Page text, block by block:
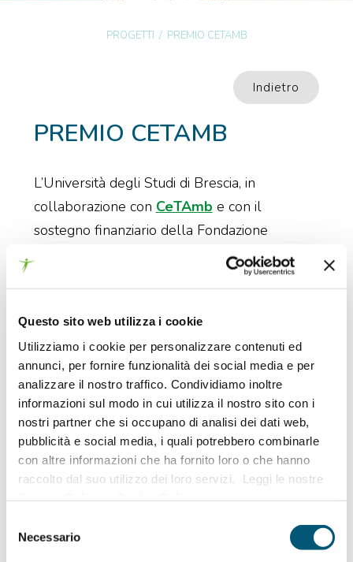
Questo sito web utilizza i cookie
Utilizziamo i cookie per personalizzare contenuti ed
annunci, per fornire funzionalità dei social media e per
analizzare il nostro traffico. Condividiamo inoltre
informazioni sul modo in cui utilizza il nostro sito con i
nostri partner che si occupano di analisi dei dati web,
pubblicità e social media, i quali potrebbero combinarle
con altre informazioni che ha fornito loro o che hanno
raccolto dal suo utilizzo dei loro servizi. Leggi le nostre
delNecessario
PROGETTI / PREMIO CETAMB
Indietro
PREMIO CETAMB
L’Università degli Studi di Brescia, in
collaborazione con CeTAmb e con il
sostegno finanziario della Fondazione
Cogeme ETS, Fondazione Museke,
Fondazione Sipec e Fondazione Tovini di
per l’assegnazione di n. 3 Premi, di cui due
per le migliori tesi di laurea aventi per
argomento “Gestione dell’ambiente nei paesi
a risorse limitate” e uno per le migliori tesi di
Dottorato aventi per argomento “Tecnologie
appropriate ai paesi a risorse limitate per uno
sviluppo sostenibile”.
Il Bando è disponibile nellapagina di
riferimento